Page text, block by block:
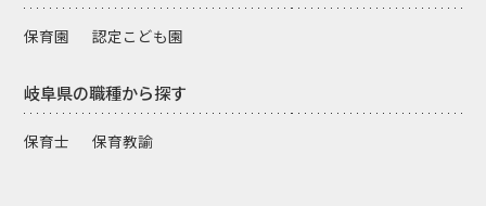
保育園 認定こども園
岐阜県の職種から探す
保育士 保育教諭